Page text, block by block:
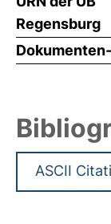
Regensburg